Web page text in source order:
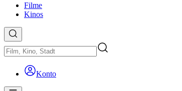
Filme
Kinos
Konto